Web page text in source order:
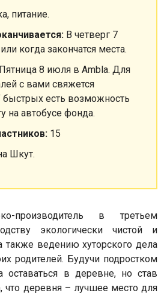
питание.
В четверг 7
когда закончатся места.
Пятница 8 июля в Ambla. Для
с вами свяжется
быстрых есть возможность
на автобусе фонда.
15
Шкут.
производитель в третьем
экологически чистой и
также ведению хуторского дела
родителей. Будучи подростком
оставаться в деревне, но став
что деревня – лучшее место для